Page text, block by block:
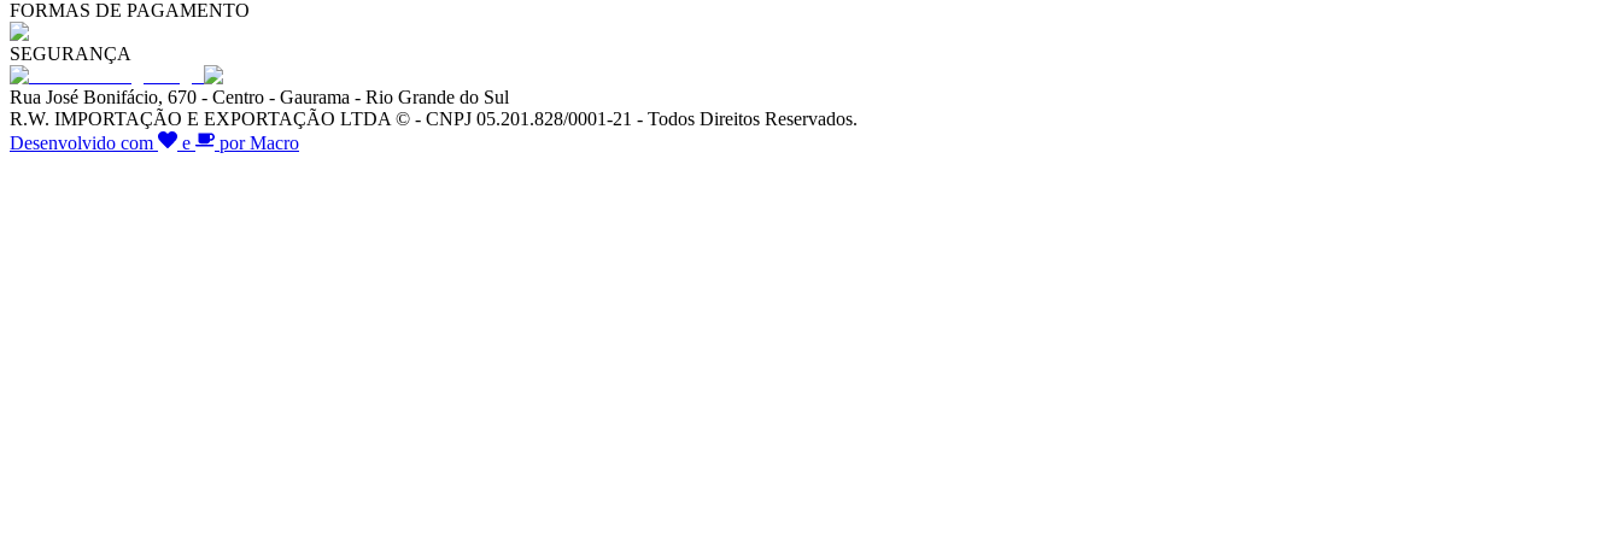
FORMAS DE PAGAMENTO
SEGURANÇA
Rua José Bonifácio, 670 - Centro - Gaurama - Rio Grande do Sul
R.W. IMPORTAÇÃO E EXPORTAÇÃO LTDA © - CNPJ 05.201.828/0001-21 - Todos Direitos Reservados.
Desenvolvido com
e por Macro